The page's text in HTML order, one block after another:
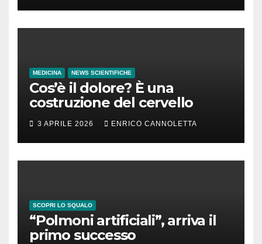
MEDICINA NEWS SCIENTIFICHE
Cos’è il dolore? È una
costruzione del cervello
3 APRILE 2026 ENRICO CANNOLETTA
SCOPRI LO SQUALO
“Polmoni artificiali”, arriva il
primo successo